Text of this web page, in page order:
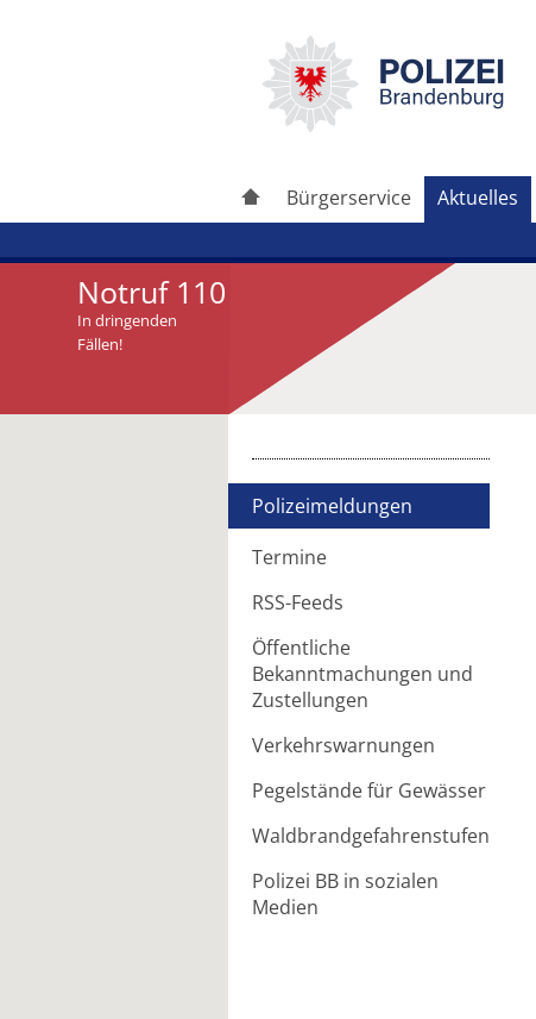
Bürgerservice Aktuelles
Notruf 110
In dringenden
Fällen!
Polizeimeldungen
Termine
RSS-Feeds
Öffentliche
Bekanntmachungen und
Zustellungen
Verkehrswarnungen
Pegelstände für Gewässer
Waldbrandgefahrenstufen
Polizei BB in sozialen
Medien
Artikel weiterleiten